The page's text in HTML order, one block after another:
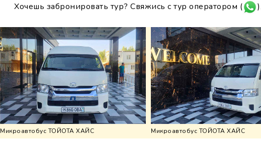
Хочешь забронировать тур? Свяжись с тур оператором (
Микроавтобус ТОЙОТА ХАЙС Микроавтобус ТОЙОТА ХАЙС